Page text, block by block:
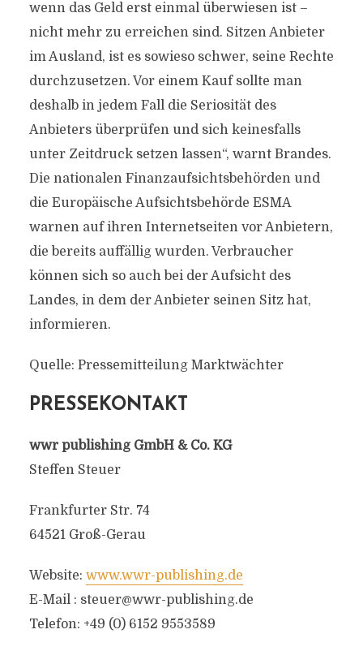
wenn das Geld erst einmal überwiesen ist –
nicht mehr zu erreichen sind. Sitzen Anbieter
im Ausland, ist es sowieso schwer, seine Rechte
durchzusetzen. Vor einem Kauf sollte man
deshalb in jedem Fall die Seriosität des
Anbieters überprüfen und sich keinesfalls
unter Zeitdruck setzen lassen“, warnt Brandes.
Die nationalen Finanzaufsichtsbehörden und
die Europäische Aufsichtsbehörde ESMA
warnen auf ihren Internetseiten vor Anbietern,
die bereits auffällig wurden. Verbraucher
können sich so auch bei der Aufsicht des
Landes, in dem der Anbieter seinen Sitz hat,
informieren.
Quelle: Pressemitteilung Marktwächter
PRESSEKONTAKT
wwr publishing GmbH & Co. KG
Steffen Steuer
Frankfurter Str. 74
64521 Groß-Gerau
Website: www.wwr-publishing.de
E-Mail : steuer@wwr-publishing.de
Telefon: +49 (0) 6152 9553589